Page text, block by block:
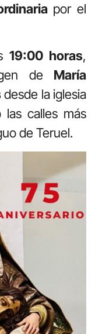
por el
19:00 horas,
de María
desde la iglesia
las calles más
de Teruel.